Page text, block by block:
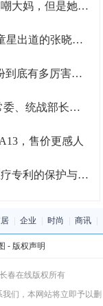
她凭什么被大家喜欢
晓谦演技感动落泪
害你们知道吗？
暴剑调研管家帮
，售价更感人
利的保护与应用
企业 时尚 商讯
- 版权声明
春在线版权所有
们，本网站将立即予以删